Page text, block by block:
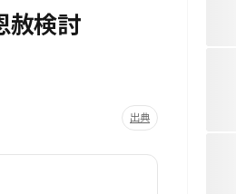
赦検討
出典